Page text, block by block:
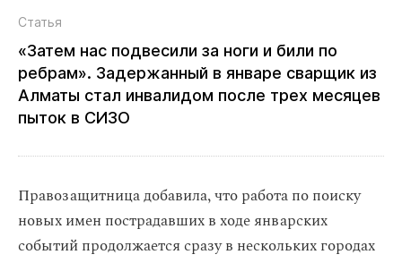
Статья
«Затем нас подвесили за ноги и били по
ребрам». Задержанный в январе сварщик из
Алматы стал инвалидом после трех месяцев
пыток в СИЗО
Правозащитница добавила, что работа по поиску
новых имен пострадавших в ходе январских
событий продолжается сразу в нескольких городах